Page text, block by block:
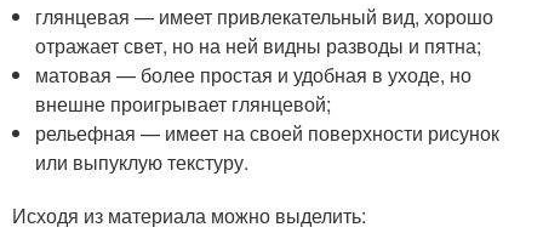
глянцевая — имеет привлекательный вид, хорошо
отражает свет, но на ней видны разводы и пятна;
матовая — более простая и удобная в уходе, но
внешне проигрывает глянцевой;
рельефная — имеет на своей поверхности рисунок
или выпуклую текстуру.
Исходя из материала можно выделить: